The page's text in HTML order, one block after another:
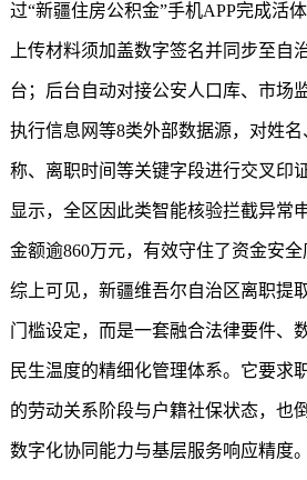
过“新疆住房公积金”手机APP完成活
上传材料须加盖数字签名并同步至自
台；后台自动对接公安人口库、市场
执行信息网等8类外部数据源，对姓
称、离职时间等关键字段进行交叉印
显示，全区因此类智能核验拦截异常
金额逾860万元，有效守住了资金安全
综上可见，新疆维吾尔自治区离职提
门槛设定，而是一套融合法律要件、
民生温度的精细化管理体系。它要求
的劳动关系阶段与户籍社保状态，也
数字化协同能力与基层服务响应精度